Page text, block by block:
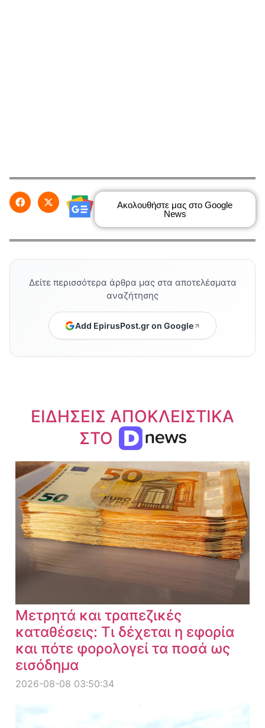
Ακολουθήστε μας στο Google
News
Δείτε περισσότερα άρθρα μας στα αποτελέσματα
αναζήτησης
Add EpirusPost.gr on Google
ΕΙΔΗΣΕΙΣ ΑΠΟΚΛΕΙΣΤΙΚΑ
ΣΤΟ
Μετρητά και τραπεζικές
καταθέσεις: Τι δέχεται η εφορία
και πότε φορολογεί τα ποσά ως
εισόδημα
2026-08-08 03:50:34